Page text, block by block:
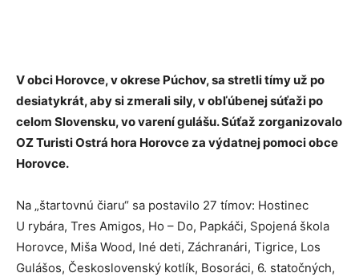
V obci Horovce, v okrese Púchov, sa stretli tímy už po
desiatykrát, aby si zmerali sily, v obľúbenej súťaži po
celom Slovensku, vo varení gulášu. Súťaž zorganizovalo
OZ Turisti Ostrá hora Horovce za výdatnej pomoci obce
Horovce.
Na „štartovnú čiaru“ sa postavilo 27 tímov: Hostinec
U rybára, Tres Amigos, Ho – Do, Papkáči, Spojená škola
Horovce, Miša Wood, Iné deti, Záchranári, Tigrice, Los
Gulášos, Československý kotlík, Bosoráci, 6. statočných,